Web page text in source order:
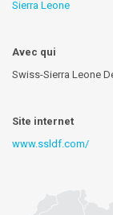
Sierra Leone
Avec qui
Swiss-Sierra Leone
Site internet
www.ssldf.com/